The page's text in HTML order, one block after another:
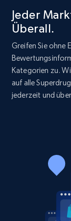
2.1K+
Etsy
URL, Product
Reviews
Etsy -
specified
URL,
Jeder
Überall.
Greifen Sie ohne
Kategorien zu.
auf alle
jederzeit und